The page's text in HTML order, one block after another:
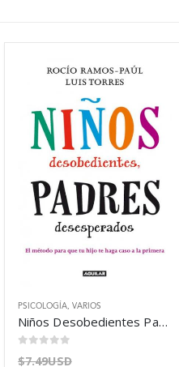
PSICOLOGÍA VARIOS
Niños Desobedientes Padres Desesperados – Ramos Paul Rocio
$7.49USD